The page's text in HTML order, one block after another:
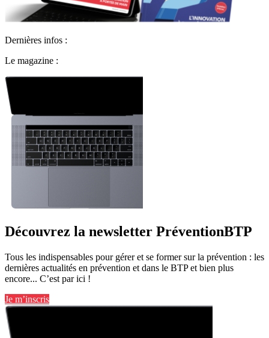
Dernières infos :
Le magazine :
Découvrez la newsletter PréventionBTP
Tous les indispensables pour gérer et se former sur la prévention : les
dernières actualités en prévention et dans le BTP et bien plus
encore... C’est par ici !
Je m’inscris